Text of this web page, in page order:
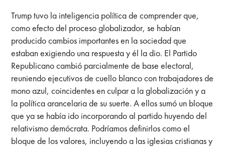
Trump tuvo la inteligencia política de comprender que,
como efecto del proceso globalizador, se habían
producido cambios importantes en la sociedad que
estaban exigiendo una respuesta y él la dio. El Partido
Republicano cambió parcialmente de base electoral,
reuniendo ejecutivos de cuello blanco con trabajadores de
mono azul, coincidentes en culpar a la globalización y a
la política arancelaria de su suerte. A ellos sumó un bloque
que ya se había ido incorporando al partido huyendo del
relativismo demócrata. Podríamos definirlos como el
bloque de los valores, incluyendo a las iglesias cristianas y